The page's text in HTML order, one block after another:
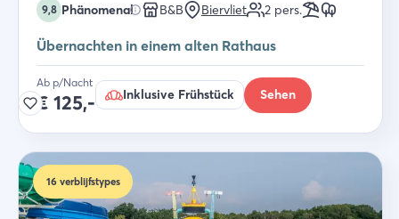
9,8 Phänomenal B&B Biervliet 2 pers.
Übernachten in einem alten Rathaus
Ab p/Nacht
€ 125,- Inklusive Frühstück Sehen
16 verblijfstypes